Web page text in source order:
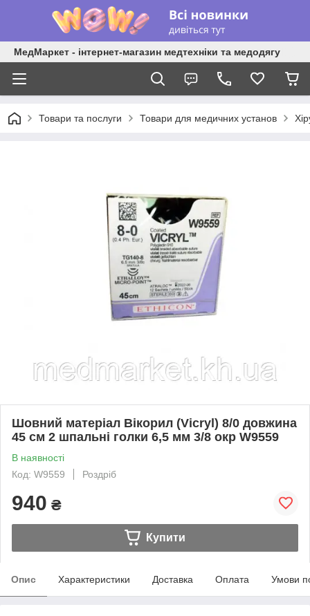
МедМаркет - інтернет-магазин медтехніки та медодягу
Товари та послуги Товари для медичних установ
Шовний матеріал Вікорил (Vicryl) 8/0 довжина
45 см 2 шпальні голки 6,5 мм 3/8 окр W9559
В наявності
Код: W9559
Роздріб
940 ₴
Купити
Опис Характеристики Доставка Оплата Умови